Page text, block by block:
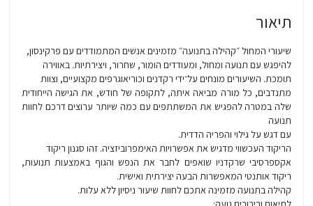
תיאור
שיעורי המחול ״קהילה בתנועה״ מזמינים אנשים המתמודדים עם פרקינסון,
להיפגש עם תנועה ומחול, ומעודדים הומור, שחרור, ויצירתיות. באווירה
תומכת. השיעורים מונחים על־ידי רקדנים וכוריאוגרפים מקצועיים, וצוות
מתנדבים, כל מורה מביאה איתה, לתקופה של חודש, את הגישה הייחודית
שלה במטרה להפגיש את המשתתפים עם כמה שיותר ערוצים דרכם לחוות
תנועה
עם דגש על גילוי והפריה הדדית.
הריקוד העכשווי מדגיש את אפשרויות האימפרוביזציה. זהו סגנון ריקוד
אקספרסיבי שרקדניו שואפים לחבר את הנפש והגוף באמצעות תנועות,
ריקוד אותנטי המאפשרות הבעה יצירתית ואישית.
קהילה בתנועה מזמינה אתכם לחוות שיעור ניסיון ללא עלות.